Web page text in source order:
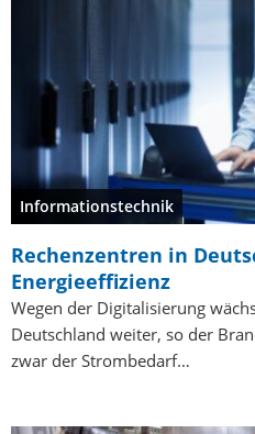
Informationstechnik
Rechenzentren in
Energieeffizienz
Wegen der Digitalisierung
Deutschland weiter, so der
zwar der Strombedarf…